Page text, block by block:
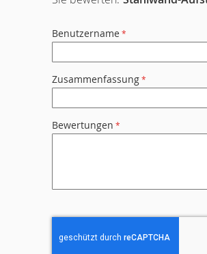
Benutzername
Zusammenfassung
Bewertungen